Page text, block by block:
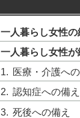
一人暮らし女性
一人暮らし女性
医療・介護への
認知症への備え
死後への備え